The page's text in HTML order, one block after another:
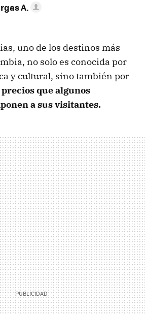
A.
uno de los destinos más
no solo es conocida por
y cultural, sino también por
que algunos
a sus visitantes.